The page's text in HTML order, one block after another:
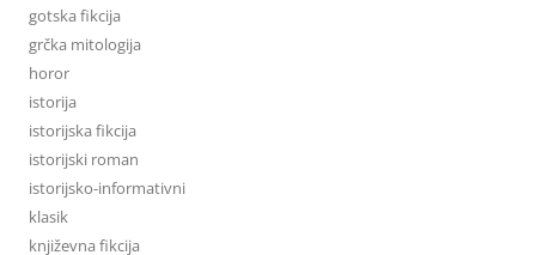
gotska fikcija
grčka mitologija
horor
istorija
istorijska fikcija
istorijski roman
istorijsko-informativni
klasik
književna fikcija